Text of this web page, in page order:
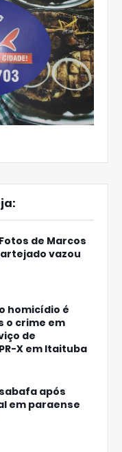
de Marcos
vazou
homicídio é
o crime em
de
X em Itaituba
após
em paraense